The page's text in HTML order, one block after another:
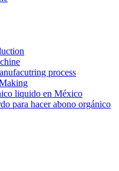
process
liquido en México
para hacer abono orgánico